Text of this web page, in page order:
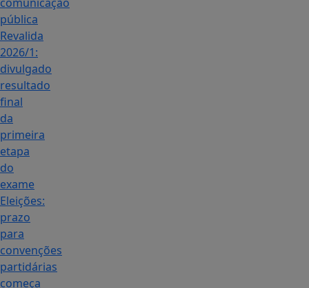
pública
Revalida
2026/1:
divulgado
resultado
final
da
primeira
etapa
do
exame
Eleições:
prazo
para
convenções
partidárias
começa